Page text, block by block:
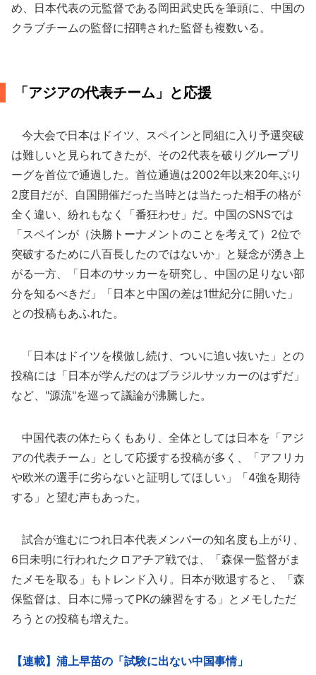
め、日本代表の元監督である岡田武史氏を筆頭に、中国の
クラブチームの監督に招聘された監督も複数いる。
「アジアの代表チーム」と応援
今大会で日本はドイツ、スペインと同組に入り予選突破
は難しいと見られてきたが、その2代表を破りグループリ
ーグを首位で通過した。首位通過は2002年以来20年ぶり
2度目だが、自国開催だった当時とは当たった相手の格が
全く違い、紛れもなく「番狂わせ」だ。中国のSNSでは
「スペインが（決勝トーナメントのことを考えて）2位で
突破するために八百長したのではないか」と疑念が湧き上
がる一方、「日本のサッカーを研究し、中国の足りない部
分を知るべきだ」「日本と中国の差は1世紀分に開いた」
との投稿もあふれた。
「日本はドイツを模倣し続け、ついに追い抜いた」との
投稿には「日本が学んだのはブラジルサッカーのはずだ」
など、"源流"を巡って議論が沸騰した。
中国代表の体たらくもあり、全体としては日本を「アジ
アの代表チーム」として応援する投稿が多く、「アフリカ
や欧米の選手に劣らないと証明してほしい」「4強を期待
する」と望む声もあった。
試合が進むにつれ日本代表メンバーの知名度も上がり、
6日未明に行われたクロアチア戦では、「森保一監督がま
たメモを取る」もトレンド入り。日本が敗退すると、「森
保監督は、日本に帰ってPKの練習をする」とメモしただ
ろうとの投稿も増えた。
【連載】浦上早苗の「試験に出ない中国事情」